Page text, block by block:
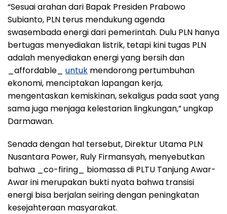
“Sesuai arahan dari Bapak Presiden Prabowo
Subianto, PLN terus mendukung agenda
swasembada energi dari pemerintah. Dulu PLN hanya
bertugas menyediakan listrik, tetapi kini tugas PLN
adalah menyediakan energi yang bersih dan
_affordable_ untuk mendorong pertumbuhan
ekonomi, menciptakan lapangan kerja,
mengentaskan kemiskinan, sekaligus pada saat yang
sama juga menjaga kelestarian lingkungan,” ungkap
Darmawan.
Senada dengan hal tersebut, Direktur Utama PLN
Nusantara Power, Ruly Firmansyah, menyebutkan
bahwa _co-firing_ biomassa di PLTU Tanjung Awar-
Awar ini merupakan bukti nyata bahwa transisi
energi bisa berjalan seiring dengan peningkatan
kesejahteraan masyarakat.